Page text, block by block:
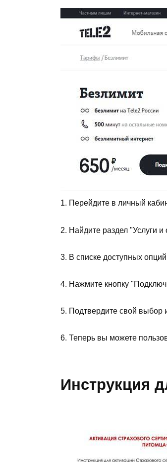
1. Перейдите в личный
2. Найдите раздел "Услуги
3. В списке доступных
4. Нажмите кнопку
5. Подтвердите свой выбор
6. Теперь вы можете
Инструкция